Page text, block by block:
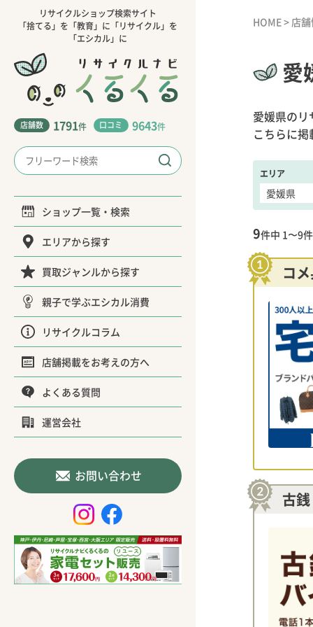
リサイクルショップ検索サイト
「捨てる」を「教育」に「リサイクル」を
「エシカル」に
店舗数 1791件 口コミ 9643件
ショップ一覧・検索
エリアから探す
買取ジャンルから探す
親子で学ぶエシカル消費
リサイクルコラム
店舗掲載をお考えの方へ
よくある質問
運営会社
お問い合わせ
HOME> 店
愛
愛媛県の
こちらに
エリア
9件中 1〜9
コ
古